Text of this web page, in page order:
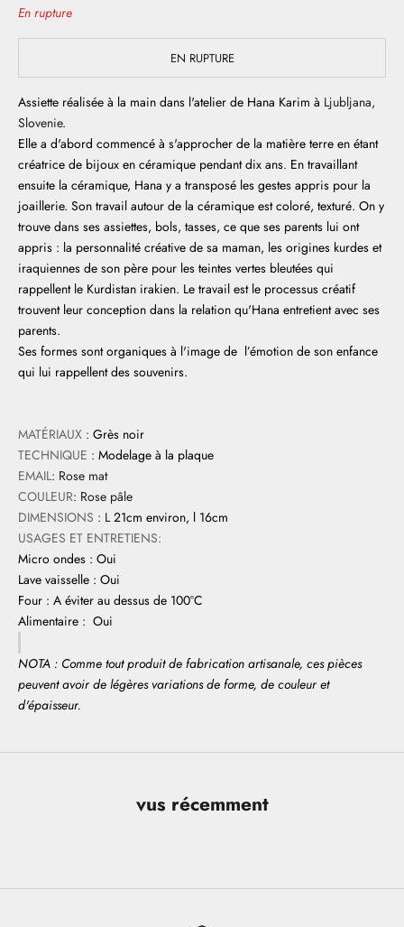
En rupture
EN RUPTURE
Assiette réalisée à la main dans l'atelier de Hana Karim à Ljubljana,
Slovenie.
Elle a d'abord commencé à s'approcher de la matière terre en étant
créatrice de bijoux en céramique pendant dix ans. En travaillant
ensuite la céramique, Hana y a transposé les gestes appris pour la
joaillerie. Son travail autour de la céramique est coloré, texturé. On y
trouve dans ses assiettes, bols, tasses, ce que ses parents lui ont
appris : la personnalité créative de sa maman, les origines kurdes et
iraquiennes de son père pour les teintes vertes bleutées qui
rappellent le Kurdistan irakien. Le travail est le processus créatif
trouvent leur conception dans la relation qu'Hana entretient avec ses
parents.
Ses formes sont organiques à l'image de l’émotion de son enfance
qui lui rappellent des souvenirs.
MATÉRIAUX : Grès noir
TECHNIQUE : Modelage à la plaque
EMAIL: Rose mat
COULEUR: Rose pâle
DIMENSIONS : L21cm environ, l 16cm
USAGES ET ENTRETIENS:
Micro ondes : Oui
Lave vaisselle : Oui
Four : A éviter au dessus de 100°C
Alimentaire : Oui
NOTA : Comme tout produit de fabrication artisanale, ces pièces
peuvent avoir de légères variations de forme, de couleur et
d'épaisseur.
vus récemment